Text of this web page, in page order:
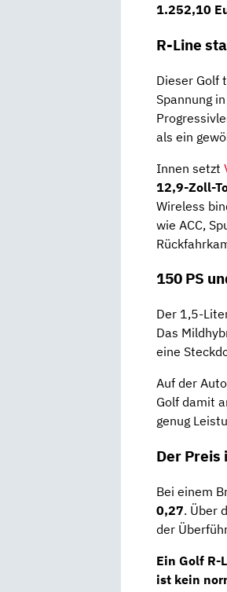
1.252,10
R-Line
Dieser Golf
Spannung
als ein
Innen setzt
12,9-Zoll-
Wireless
wie ACC,
150 PS
Der 1,5-
Das
eine
Auf der
Golf damit
genug
Der Preis
Bei einem
0,27. Über
der
Ein Golf
ist kein